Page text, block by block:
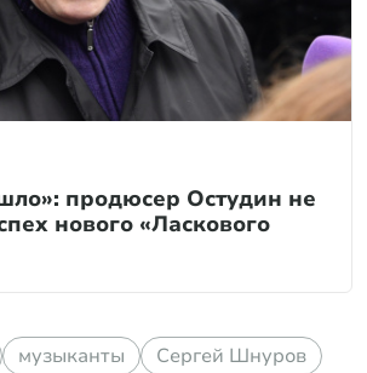
продюсер Остудин не
нового «Ласкового
музыканты Сергей Шнуров